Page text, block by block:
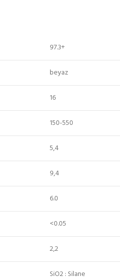
97.3+
beyaz
16
150-550
5,4
9,4
6.0
<0.05
2,2
SiO2 : Silane